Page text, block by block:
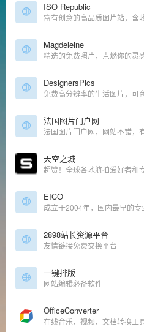
ISO Republic
富有创意的高品质图片站，含
Magdeleine
精选的免费照片，点燃你的灵
DesignersPics
免费高分辨率的生活图片，可
法国图片门户网
法国图片门户网，网站不错，
天空之城
超赞！全球各地航拍爱好者和
EICO
成立于2004年，国内最早的专
2898站长资源平台
友情链接免费交换平台
一键排版
网站编辑必备软件
OfficeConverter
在线音乐、视频、文档转换工具